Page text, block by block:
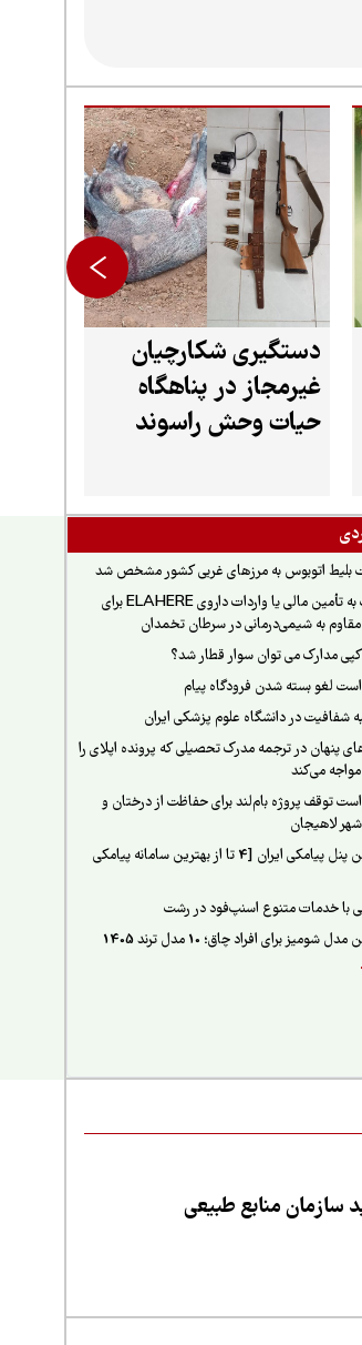
دستگیری شکارچیان
غیرمجاز در پناهگاه
حیات وحش راسوند
بلیط اتوبوس به مرزهای غربی کشور مشخص شد
کمک به تأمین مالی یا واردات داروی ELAHERE برای
مقاوم به شیمی‌درمانی در سرطان تخمدان
کپی مدارک می توان سوار قطار شد؟
لغو بسته شدن فرودگاه پیام
شفافیت در دانشگاه علوم پزشکی ایران
پنهان در ترجمه مدرک تحصیلی که پرونده اپلای را
مواجه می‌کند
توقف پروژه بام‌لند برای حفاظت از درختان و
لاهیجان
بهترین پنل پیامکی ایران [4 تا از بهترین سامانه پیامکی
با خدمات متنوع اسنپ‌فود در رشت
شومیز برای افراد چاق؛ 10 مدل ترند 1405
سازمان منابع طبیعی